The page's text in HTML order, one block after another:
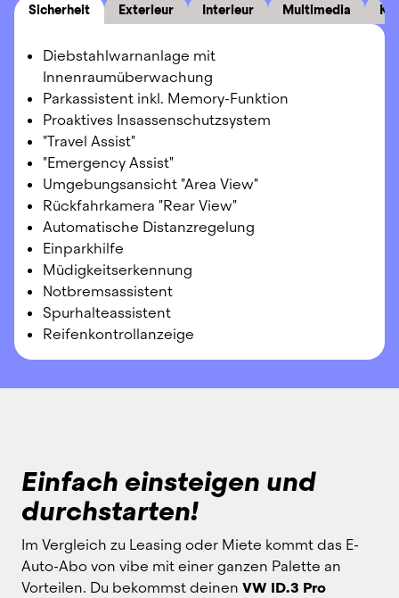
Sicherheit Exterieur Interieur Multimedia
Diebstahlwarnanlage mit
Innenraumüberwachung
Parkassistent inkl. Memory-Funktion
Proaktives Insassenschutzsystem
"Travel Assist"
"Emergency Assist"
Umgebungsansicht "Area View"
Rückfahrkamera "Rear View"
Automatische Distanzregelung
Einparkhilfe
Müdigkeitserkennung
Notbremsassistent
Spurhalteassistent
Reifenkontrollanzeige
Einfach einsteigen und
durchstarten!
Im Vergleich zu Leasing oder Miete kommt das E-
Auto-Abo von vibe mit einer ganzen Palette an
Vorteilen. Du bekommst deinen VW ID.3 Pro